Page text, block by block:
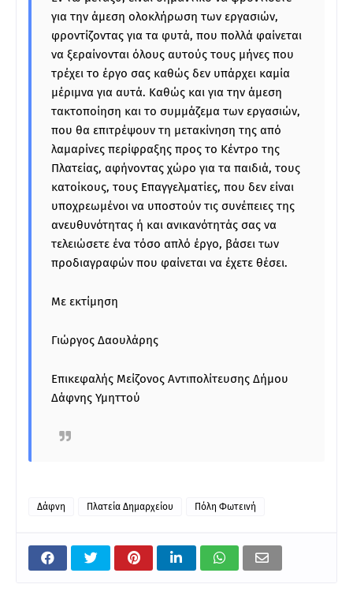
για την άμεση ολοκλήρωση των εργασιών,
φροντίζοντας για τα φυτά, που πολλά φαίνεται
να ξεραίνονται όλους αυτούς τους μήνες που
τρέχει το έργο σας καθώς δεν υπάρχει καμία
μέριμνα για αυτά. Καθώς και για την άμεση
τακτοποίηση και το συμμάζεμα των εργασιών,
που θα επιτρέψουν τη μετακίνηση της από
λαμαρίνες περίφραξης προς το Κέντρο της
Πλατείας, αφήνοντας χώρο για τα παιδιά, τους
κατοίκους, τους Επαγγελματίες, που δεν είναι
υποχρεωμένοι να υποστούν τις συνέπειες της
ανευθυνότητας ή και ανικανότητάς σας να
τελειώσετε ένα τόσο απλό έργο, βάσει των
προδιαγραφών που φαίνεται να έχετε θέσει.
Με εκτίμηση
Γιώργος Δαουλάρης
Επικεφαλής Μείζονος Αντιπολίτευσης Δήμου
Δάφνης Υμηττού
Δάφνη Πλατεία Δημαρχείου Πόλη Φωτεινή